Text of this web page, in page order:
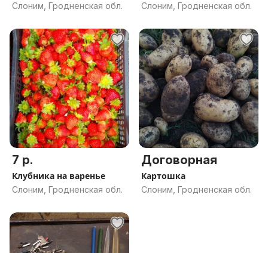
Слоним, Гродненская обл. Слоним, Гродненская обл.
7 р.
Клубника на варенье
Слоним, Гродненская обл.
Договорная
Картошка
Слоним, Гродненская обл.